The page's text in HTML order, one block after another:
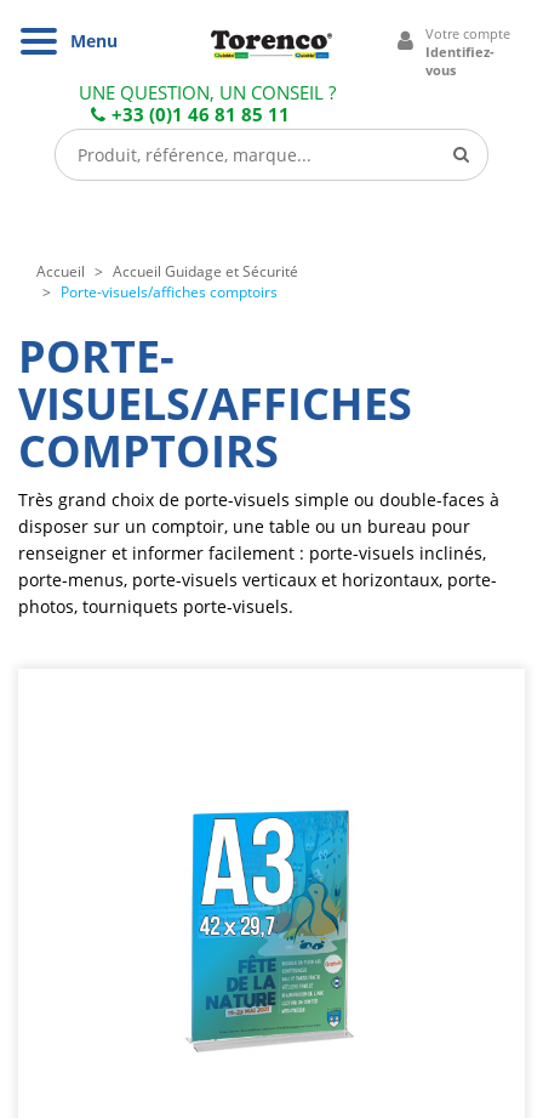
UNE QUESTION, UN CONSEIL ?
+33 (0)1 46 81 85 11
Votre compte
Identifiez-
vous
Navigation
Menu
Accueil
Accueil Guidage et Sécurité
Porte-visuels/affiches comptoirs
PORTE-
VISUELS/AFFICHES
COMPTOIRS
Très grand choix de porte-visuels simple ou double-faces à
disposer sur un comptoir, une table ou un bureau pour
renseigner et informer facilement : porte-visuels inclinés,
porte-menus, porte-visuels verticaux et horizontaux, porte-
photos, tourniquets porte-visuels.